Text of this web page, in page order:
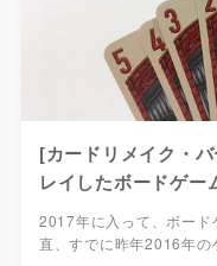
[カードリメイク・
レイしたボードゲー
2017年に入って、ボード
直、すでに昨年2016年の